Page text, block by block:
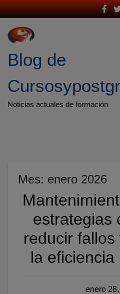
Saltar
al
contenido
Blog de
Noticias actuales de formación
Mes: enero 2026
estrategias
reducir
la
Publicado
enero